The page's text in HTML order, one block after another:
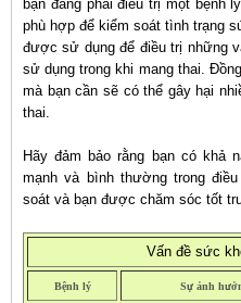
bạn đang phải điều trị một bệnh
phù hợp để kiểm soát tình trạng
được sử dụng để điều trị những
sử dụng trong khi mang thai.
mà bạn cần sẽ có thể gây hại
thai.
Hãy đảm bảo rằng bạn có khả
mạnh và bình thường trong
soát và bạn được chăm sóc tốt
Vấn đề sức
Bệnh lý Sự ảnh